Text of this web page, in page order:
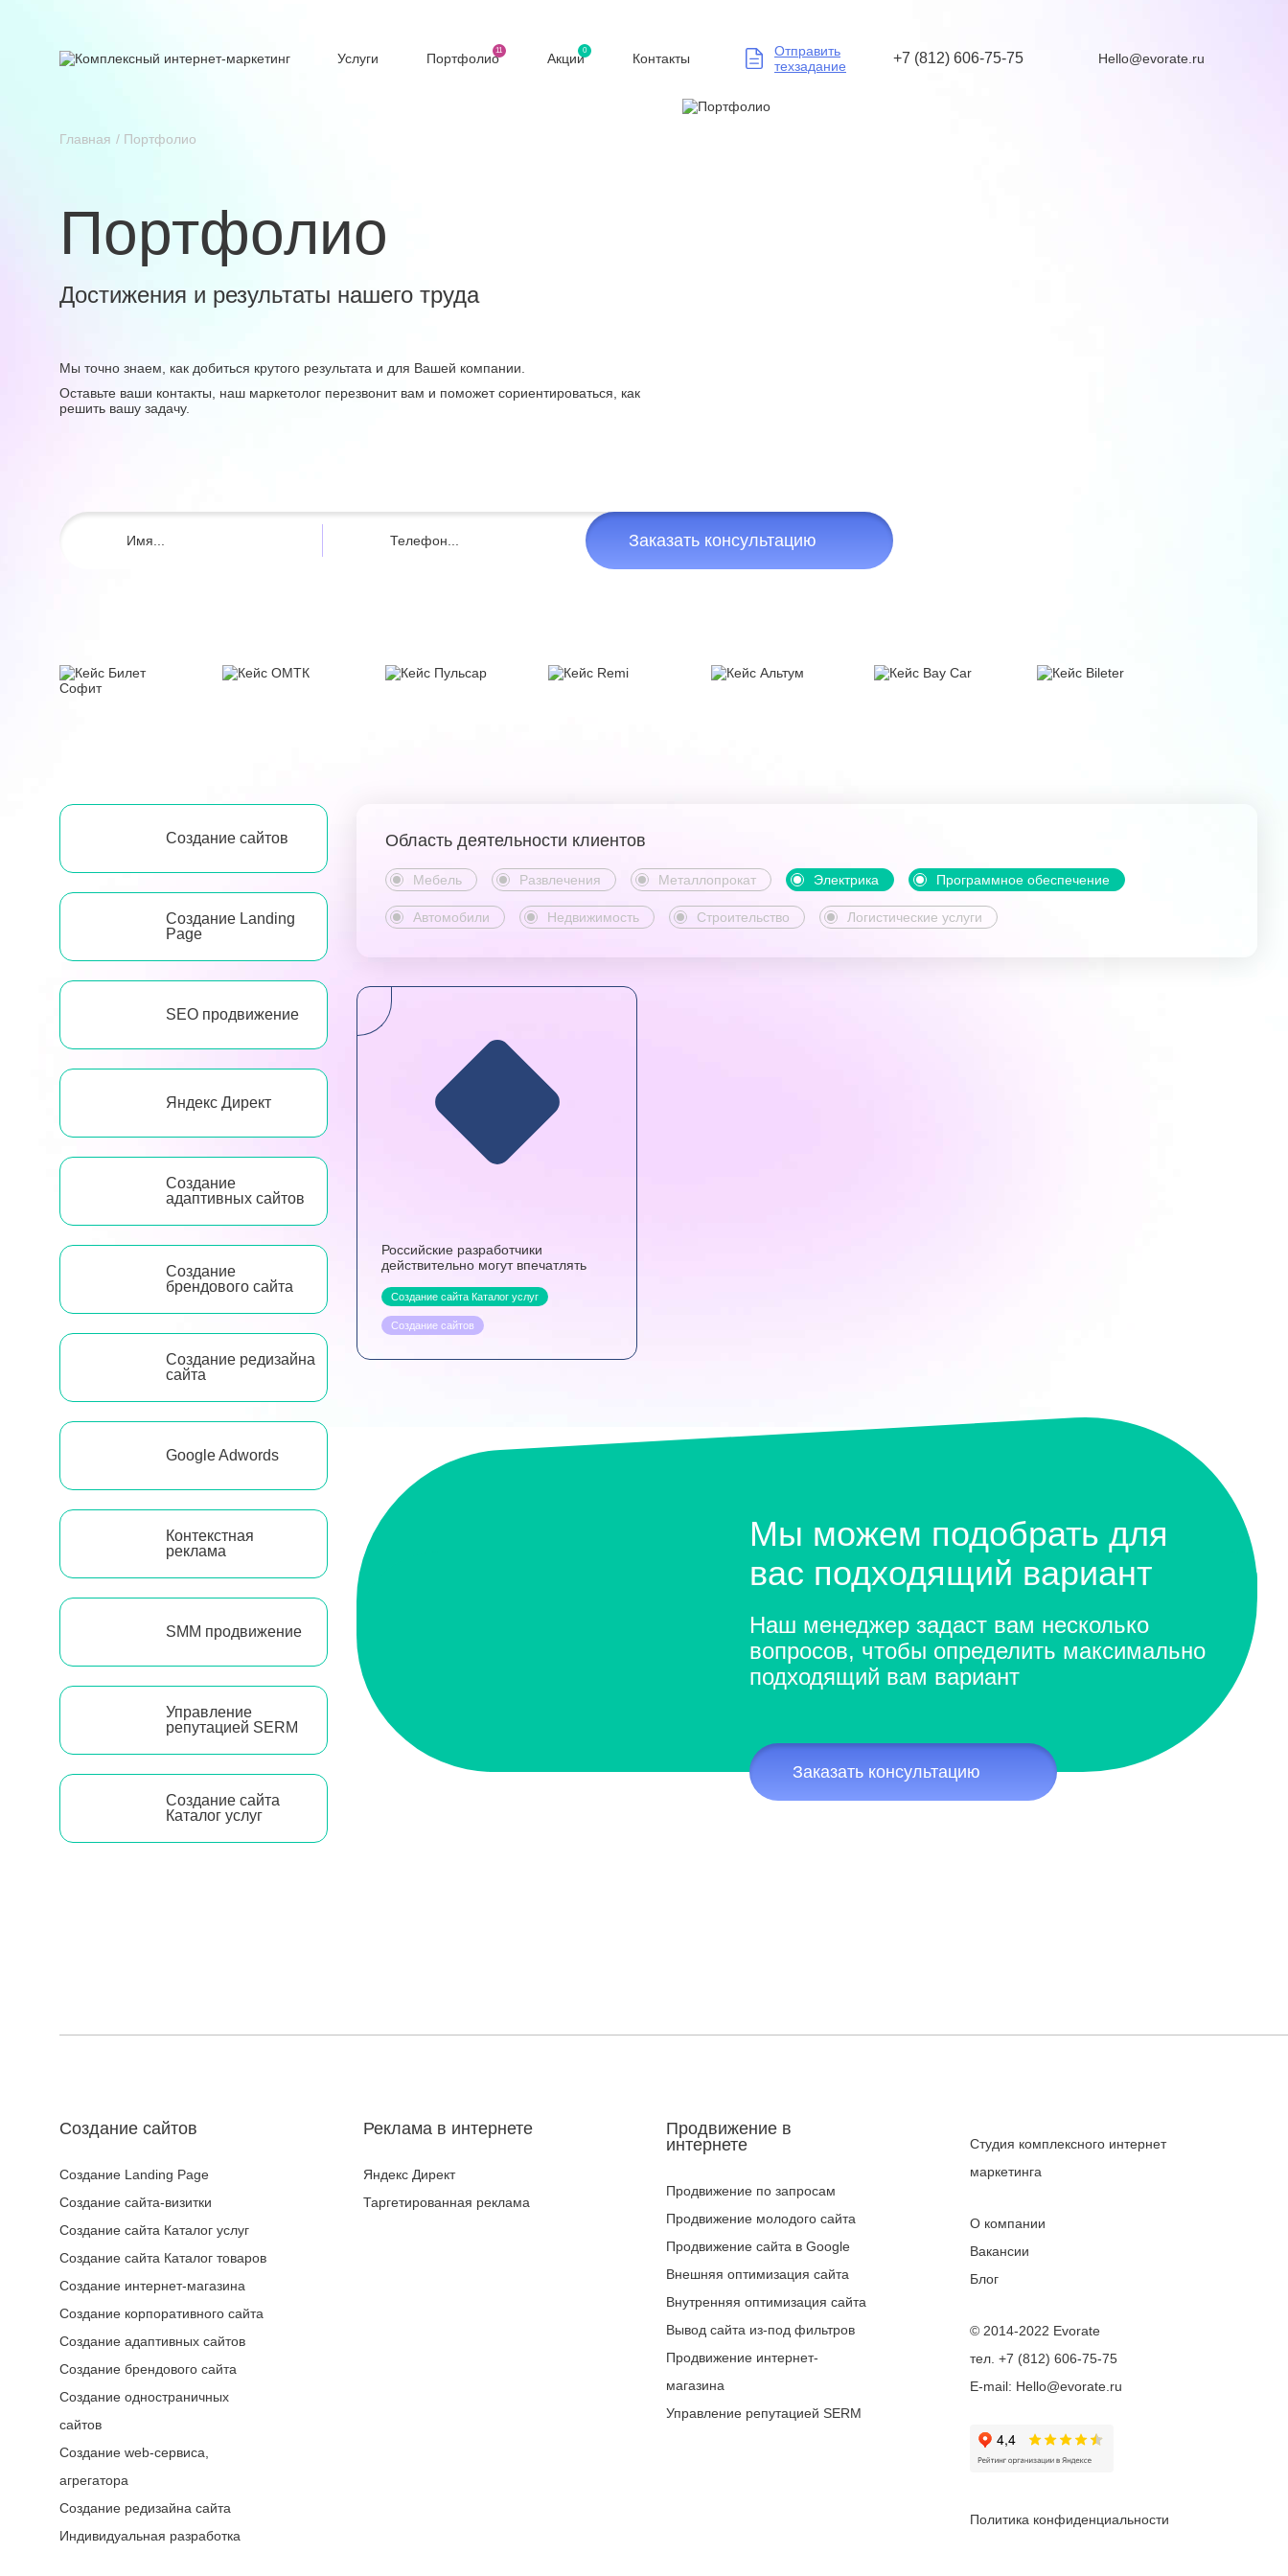
Услуги Портфолио
11
Акции
0
Контакты
Отправить
техзадание
+7 (812) 606-75-75 Hello@evorate.ru
Главная Портфолио
Портфолио
Достижения и результаты нашего труда
Мы точно знаем, как добиться крутого результата и для Вашей компании.
Оставьте ваши контакты, наш маркетолог перезвонит вам и поможет сориентироваться, как
решить вашу задачу.
Заказать консультацию
Создание сайтов
Создание Landing
Page
SEO продвижение
Яндекс Директ
Создание
адаптивных сайтов
Создание
брендового сайта
Создание редизайна
сайта
Google Adwords
Контекстная
реклама
SMM продвижение
Управление
репутацией SERM
Создание сайта
Каталог услуг
Область деятельности клиентов
Мебель Развлечения Металлопрокат Электрика Программное обеспечение
Автомобили Недвижимость Строительство Логистические услуги
Российские разработчики
действительно могут впечатлять
Создание сайта Каталог услуг
Создание сайтов
Мы можем подобрать для
вас подходящий вариант
Наш менеджер задаст вам несколько
вопросов, чтобы определить максимально
подходящий вам вариант
Заказать консультацию
Создание сайтов
Создание Landing Page
Создание сайта-визитки
Создание сайта Каталог услуг
Создание сайта Каталог товаров
Создание интернет-магазина
Создание корпоративного сайта
Создание адаптивных сайтов
Создание брендового сайта
Создание одностраничных
сайтов
Создание web-сервиса,
агрегатора
Создание редизайна сайта
Индивидуальная разработка
Реклама в интернете
Яндекс Директ
Таргетированная реклама
Продвижение в
интернете
Продвижение по запросам
Продвижение молодого сайта
Продвижение сайта в Google
Внешняя оптимизация сайта
Внутренняя оптимизация сайта
Вывод сайта из-под фильтров
Продвижение интернет-
магазина
Управление репутацией SERM
Студия комплексного интернет
маркетинга
О компании
Вакансии
Блог
© 2014-2022 Evorate
тел. +7 (812) 606-75-75
E-mail: Hello@evorate.ru
Политика конфиденциальности